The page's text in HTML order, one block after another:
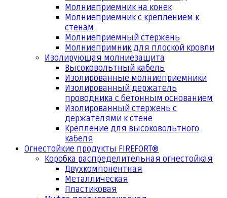
Молниеприемник на конек
Молниеприемник с креплением к
стенам
Молниеприемный стержень
Молниепримник для плоской кровли
Изолирующая молниезащита
Высоковольтный кабель
Изолированные молниеприемники
Изолированный держатель
проводника с бетонным основанием
Изолированный стержень с
держателями к стене
Крепление для высоковольтного
кабеля
Огнестойкие продукты FIREFORT®
Коробка распределительная огнестойкая
Двухкомпонентная
Металлическая
Пластиковая